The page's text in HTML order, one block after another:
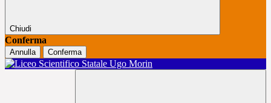
Chiudi
Conferma
Annulla Conferma